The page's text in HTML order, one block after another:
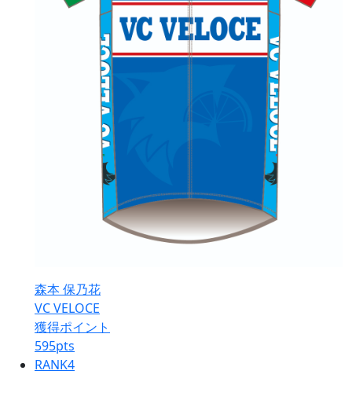
森本 保乃花
VC VELOCE
獲得ポイント
595pts
RANK4